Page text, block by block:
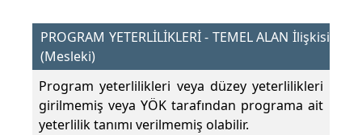
PROGRAM YETERLİLİKLERİ - TEMEL ALAN İlişkisi
(Mesleki)
Program yeterlilikleri veya düzey yeterlilikleri
girilmemiş veya YÖK tarafından programa ait
yeterlilik tanımı verilmemiş olabilir.